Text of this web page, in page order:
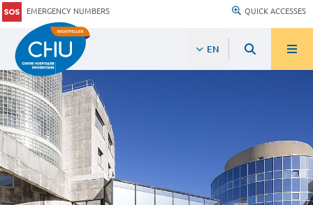
EMERGENCY NUMBERS QUICK ACCESSES
EN